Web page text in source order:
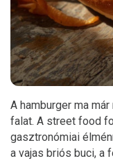
A hamburger ma
falat. A street food
gasztronómiai
a vajas briós buci, a